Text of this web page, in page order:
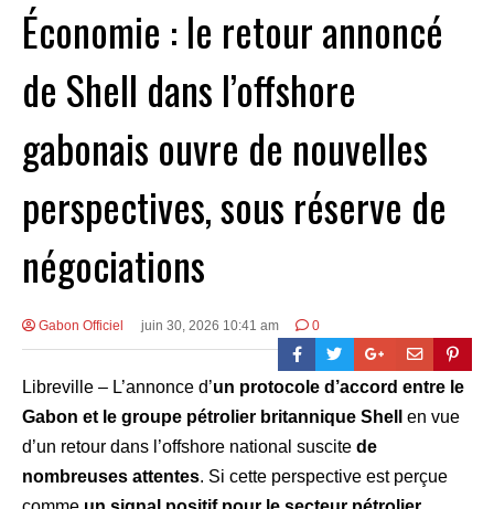
Économie : le retour annoncé
de Shell dans l’offshore
gabonais ouvre de nouvelles
perspectives, sous réserve de
négociations
Gabon Officiel juin 30, 2026 10:41 am 0
Libreville – L’annonce d’un protocole d’accord entre le
Gabon et le groupe pétrolier britannique Shell
en vue
d’un retour dans l’offshore national suscite de
nombreuses attentes. Si cette perspective est perçue